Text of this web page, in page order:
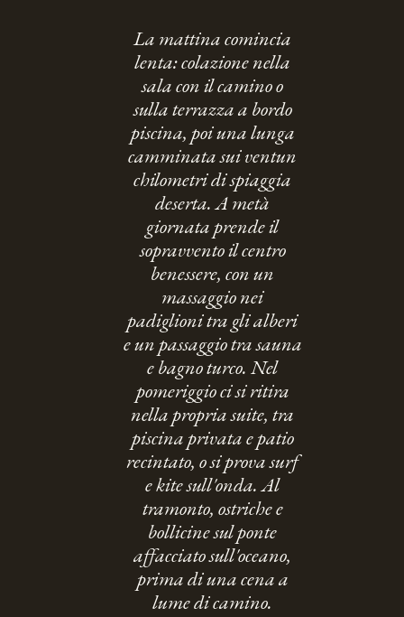
La mattina comincia
lenta: colazione nella
sala con il camino o
sulla terrazza a bordo
piscina, poi una lunga
camminata sui ventun
chilometri di spiaggia
deserta. A metà
giornata prende il
sopravvento il centro
benessere, con un
massaggio nei
padiglioni tra gli alberi
e un passaggio tra sauna
e bagno turco. Nel
pomeriggio ci si ritira
nella propria suite, tra
piscina privata e patio
recintato, o si prova surf
e kite sull'onda. Al
tramonto, ostriche e
bollicine sul ponte
affacciato sull'oceano,
prima di una cena a
lume di camino.